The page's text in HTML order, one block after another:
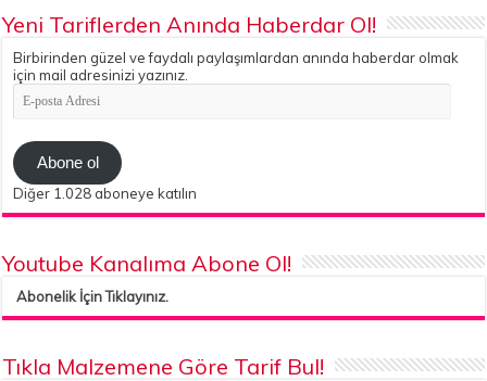
Yeni Tariflerden Anında Haberdar Ol!
Birbirinden güzel ve faydalı paylaşımlardan anında haberdar olmak
için mail adresinizi yazınız.
E-
posta
Abone ol
Diğer 1.028 aboneye katılın
Youtube Kanalıma Abone Ol!
Abonelik İçin Tıklayınız.
Tıkla Malzemene Göre Tarif Bul!